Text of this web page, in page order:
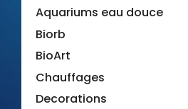
Aquariums eau douce
Biorb
BioArt
Chauffages
Decorations